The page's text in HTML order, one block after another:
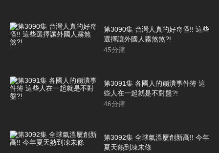
第3090集 台灣人真的好奇怪!! 這些
選擇讓外國人霧煞煞?!
45分鐘
第3091集 各國人的崩潰事件簿 這
些人在一起就是不對盤?!
46分鐘
第3092集 全球氣溫屢創新高!! 今年
夏天熱到凍未條